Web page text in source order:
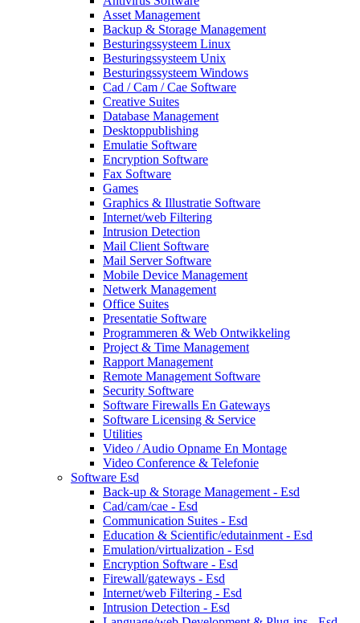
Asset Management
Backup & Storage Management
Besturingssysteem Linux
Besturingssysteem Unix
Besturingssysteem Windows
Cad / Cam / Cae Software
Creative Suites
Database Management
Desktoppublishing
Emulatie Software
Encryption Software
Fax Software
Games
Graphics & Illustratie Software
Internet/web Filtering
Intrusion Detection
Mail Client Software
Mail Server Software
Mobile Device Management
Netwerk Management
Office Suites
Presentatie Software
Programmeren & Web Ontwikkeling
Project & Time Management
Rapport Management
Remote Management Software
Security Software
Software Firewalls En Gateways
Software Licensing & Service
Utilities
Video / Audio Opname En Montage
Video Conference & Telefonie
Software Esd
Back-up & Storage Management - Esd
Cad/cam/cae - Esd
Communication Suites - Esd
Education & Scientific/edutainment - Esd
Emulation/virtualization - Esd
Encryption Software - Esd
Firewall/gateways - Esd
Internet/web Filtering - Esd
Intrusion Detection - Esd